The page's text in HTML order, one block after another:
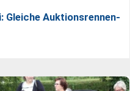
Gleiche Auktionsrennen-